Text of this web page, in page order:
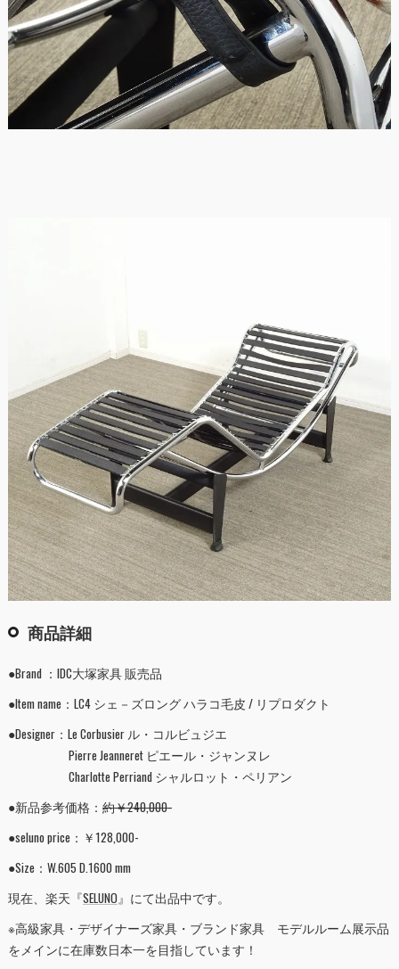
商品詳細
●Brand ：IDC大塚家具 販売品
●Item name：LC4 シェ－ズロング ハラコ毛皮 / リプロダクト
●Designer：Le Corbusier ル・コルビュジエ
Pierre Jeanneret ピエール・ジャンヌレ
Charlotte Perriand シャルロット・ペリアン
●新品参考価格： 約￥240,000-
●seluno price：￥128,000-
●Size：W.605 D.1600 mm
現在、楽天『SELUNO』にて出品中です。
※高級家具・デザイナーズ家具・ブランド家具 モデルルーム展示品
をメインに在庫数日本一を目指しています！